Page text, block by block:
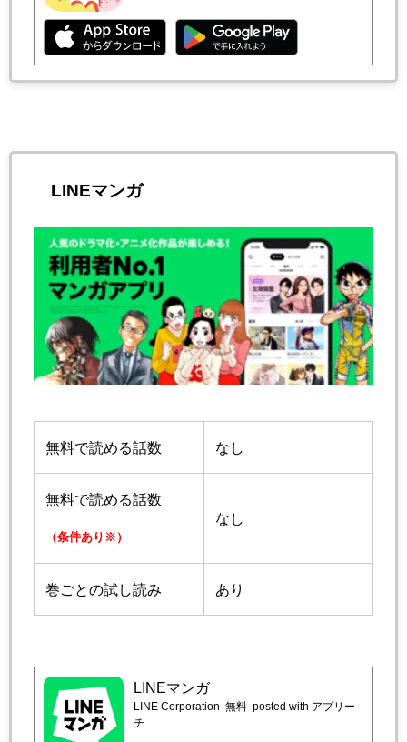
LINEマンガ
無料で読める話数 なし
無料で読める話数
（条件あり※）
なし
巻ごとの試し読み あり
LINEマンガ
LINE Corporation 無料 posted with アプリー
チ